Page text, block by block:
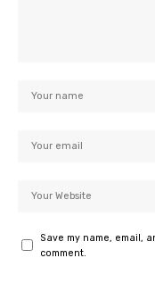
Save my name, email,
comment.